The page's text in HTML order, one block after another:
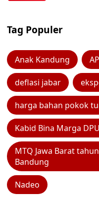
Tag Populer
Anak Kandung
deflasi jabar
harga bahan pokok
Kabid Bina Marga
MTQ Jawa Barat
Bandung
Nadeo